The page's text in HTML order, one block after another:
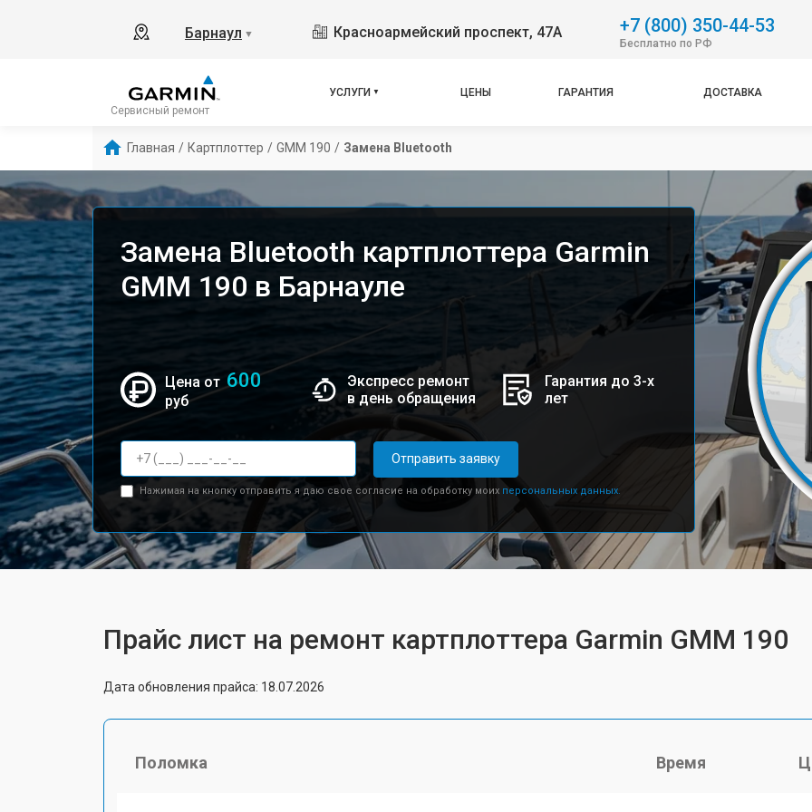
Барнаул ▼ Красноармейский проспект, 47А +7 (800) 350-44-53
Бесплатно по РФ
Сервисный ремонт
УСЛУГИ ЦЕНЫ ГАРАНТИЯ ДОСТАВКА
Главная / Картплоттер / GMM 190 / Замена Bluetooth
Замена Bluetooth картплоттера Garmin
GMM 190 в Барнауле
Цена от 600
руб
Экспресс ремонт
в день обращения
Гарантия до 3-х
лет
Отправить заявку
Нажимая на кнопку отправить я даю свое согласие на обработку моих персональных данных.
Прайс лист на ремонт картплоттера Garmin GMM 190
Дата обновления прайса: 18.07.2026
Поломка Время